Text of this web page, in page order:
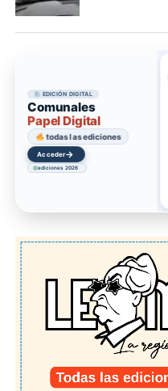
EDICIÓN DIGITAL
Comunales
Papel Digital
todas las ediciones
Acceder→
ediciones 2026